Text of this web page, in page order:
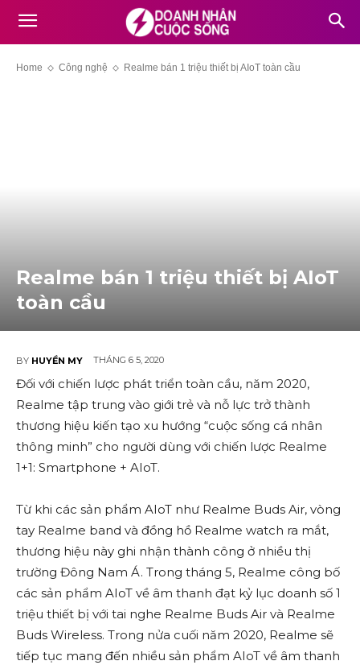
Home Công nghệ Realme bán 1 triệu thiết bị AIoT toàn cầu
Realme bán 1 triệu thiết bị AIoT
toàn cầu
BY HUYỀN MY THÁNG 6 5, 2020
Đối với chiến lược phát triển toàn cầu, năm 2020,
Realme tập trung vào giới trẻ và nỗ lực trở thành
thương hiệu kiến tạo xu hướng “cuộc sống cá nhân
thông minh” cho người dùng với chiến lược Realme
1+1: Smartphone + AIoT.
Từ khi các sản phẩm AIoT như Realme Buds Air, vòng
tay Realme band và đồng hồ Realme watch ra mắt,
thương hiệu này ghi nhận thành công ở nhiều thị
trường Đông Nam Á. Trong tháng 5, Realme công bố
các sản phẩm AIoT về âm thanh đạt kỷ lục doanh số 1
triệu thiết bị với tai nghe Realme Buds Air và Realme
Buds Wireless. Trong nửa cuối năm 2020, Realme sẽ
tiếp tục mang đến nhiều sản phẩm AIoT về âm thanh